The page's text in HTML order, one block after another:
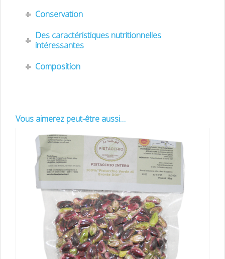
Conservation
Des caractéristiques nutritionnelles
intéressantes
Composition
Vous aimerez peut-être aussi…